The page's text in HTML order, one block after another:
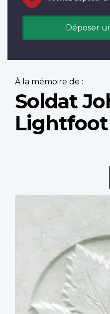
Déposer
À la mémoire de :
Soldat
Lightfoot